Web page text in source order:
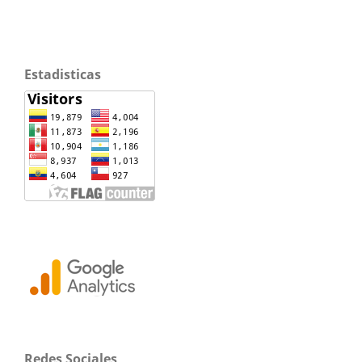
Estadisticas